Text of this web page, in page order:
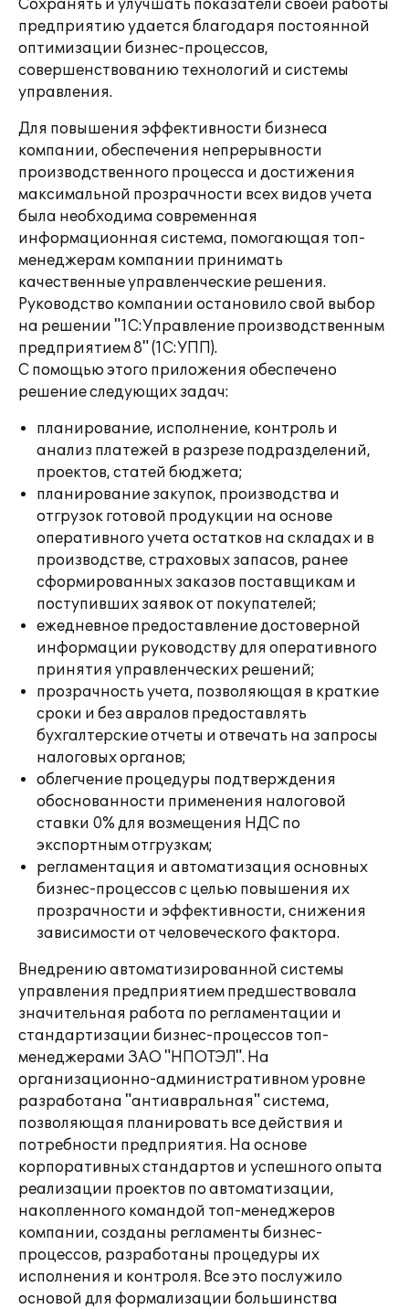
Сохранять и улучшать показатели своей работы
предприятию удается благодаря постоянной
оптимизации бизнес-процессов,
совершенствованию технологий и системы
управления.
Для повышения эффективности бизнеса
компании, обеспечения непрерывности
производственного процесса и достижения
максимальной прозрачности всех видов учета
была необходима современная
информационная система, помогающая топ-
менеджерам компании принимать
качественные управленческие решения.
Руководство компании остановило свой выбор
на решении "1С:Управление производственным
предприятием 8" (1С:УПП).
С помощью этого приложения обеспечено
решение следующих задач:
планирование, исполнение, контроль и
анализ платежей в разрезе подразделений,
проектов, статей бюджета;
планирование закупок, производства и
отгрузок готовой продукции на основе
оперативного учета остатков на складах и в
производстве, страховых запасов, ранее
сформированных заказов поставщикам и
поступивших заявок от покупателей;
ежедневное предоставление достоверной
информации руководству для оперативного
принятия управленческих решений;
прозрачность учета, позволяющая в краткие
сроки и без авралов предоставлять
бухгалтерские отчеты и отвечать на запросы
налоговых органов;
облегчение процедуры подтверждения
обоснованности применения налоговой
ставки 0% для возмещения НДС по
экспортным отгрузкам;
регламентация и автоматизация основных
бизнес-процессов с целью повышения их
прозрачности и эффективности, снижения
зависимости от человеческого фактора.
Внедрению автоматизированной системы
управления предприятием предшествовала
значительная работа по регламентации и
стандартизации бизнес-процессов топ-
менеджерами ЗАО "НПОТЭЛ". На
организационно-административном уровне
разработана "антиавральная" система,
позволяющая планировать все действия и
потребности предприятия. На основе
корпоративных стандартов и успешного опыта
реализации проектов по автоматизации,
накопленного командой топ-менеджеров
компании, созданы регламенты бизнес-
процессов, разработаны процедуры их
исполнения и контроля. Все это послужило
основой для формализации большинства